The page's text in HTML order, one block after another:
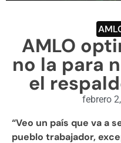
AMLO
no la para
el
febrero
“Veo un país que va a
pueblo trabajador,